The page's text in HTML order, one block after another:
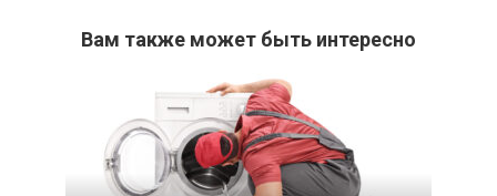
Вам также может быть интересно